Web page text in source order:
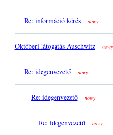
Re: információ kérés nowy
Októberi látogatás Auschwitz nowy
Re: idegenvezető nowy
Re: idegenvezető nowy
Re: idegenvezető nowy